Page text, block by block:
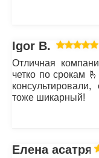
Igor B.
Отличная
четко по срокам
тоже шикарный!
Елена асатрян